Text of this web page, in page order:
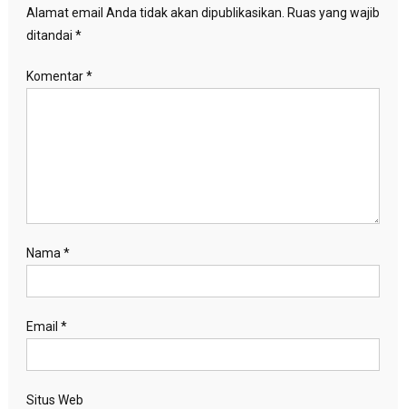
Alamat email Anda tidak akan dipublikasikan. Ruas yang wajib
ditandai *
Komentar*
Nama *
Email *
Situs Web